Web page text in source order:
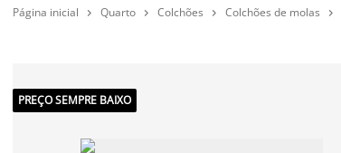
Página inicial  Quarto  Colchões  Colchões de molas 
PREÇO SEMPRE BAIXO